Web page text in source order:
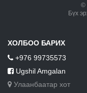
©
Бүх
ХОЛБОО БАРИХ
+976 99735573
Ugshil Amgalan
Улаанбаатар хот